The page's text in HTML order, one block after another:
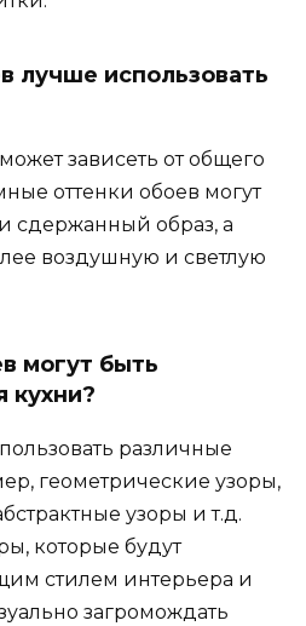
лучше использовать
зависеть от общего
оттенки обоев могут
сдержанный образ, а
воздушную и светлую
могут быть
кухни?
различные
геометрические узоры,
узоры и т.д.
которые будут
стилем интерьера и
загромождать